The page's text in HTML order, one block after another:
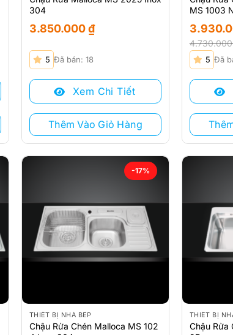
304
3.850.000₫
5 Đã bán: 18
Xem Chi Tiết
Thêm Vào Giỏ Hàng
MS 1003
Giá
gốc
là:
Giá
hiện
tại
5 Đã
-17%
THIẾT BỊ NHÀ BẾP
Chậu Rửa Chén Malloca MS 102
THIẾT BỊ
Chậu Rửa